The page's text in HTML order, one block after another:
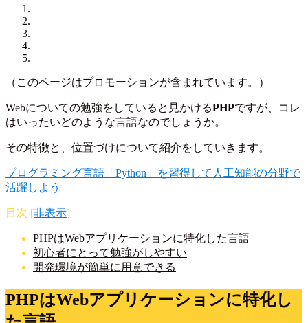
（このページはプロモーションが含まれています。）
Webについての勉強をしていると見かけるPHPですが、コレ
はいったいどのような言語なのでしょうか。
その特徴と、位置づけについて紹介をしていきます。
プログラミング言語「Python」を習得して人工知能の分野で
活躍しよう
目次 [非表示]
PHPはWebアプリケーションに特化した言語
初心者にとって勉強がしやすい
開発環境が簡単に用意できる
PHPはWebアプリケーションに特化し